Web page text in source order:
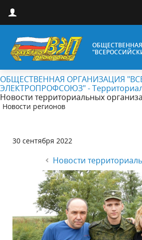
ОБЩЕСТВЕННАЯ ОРГАНИЗАЦИЯ
ЭЛЕКТРОПРОФСОЮЗ" -
Новости территориальных
Новости регионов
30 сентября 2022
Новости